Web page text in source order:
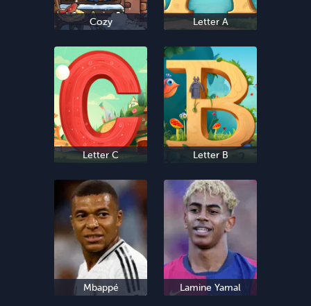
Cozy Letter A
Letter C Letter B
Mbappé Lamine Yamal